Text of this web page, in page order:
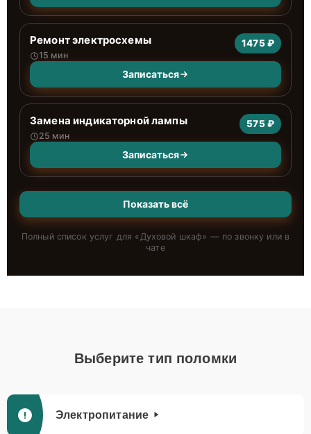
Ремонт электросхемы
15 мин
1475 ₽
Записаться
Замена индикаторной лампы
25 мин
575 ₽
Записаться
Показать всё
Полный список услуг для «Духовой шкаф» — по звонку или в
чате
Выберите тип поломки
Электропитание